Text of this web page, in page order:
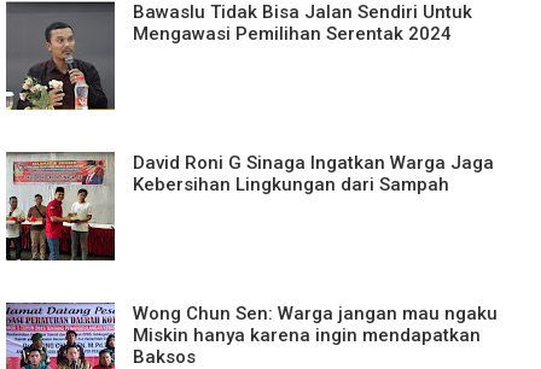
Bawaslu Tidak Bisa Jalan Sendiri Untuk
Mengawasi Pemilihan Serentak 2024
David Roni G Sinaga Ingatkan Warga Jaga
Kebersihan Lingkungan dari Sampah
Wong Chun Sen: Warga jangan mau ngaku
Miskin hanya karena ingin mendapatkan
Baksos